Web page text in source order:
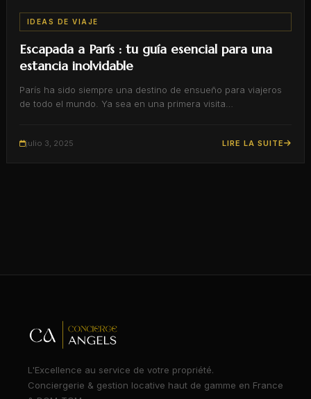
IDEAS DE VIAJE
Escapada a París : tu guía esencial para una
estancia inolvidable
París ha sido siempre una destino de ensueño para viajeros
de todo el mundo. Ya sea en una primera visita…
julio 3, 2025 LIRE LA SUITE
L'Excellence au service de votre propriété.
Conciergerie & gestion locative haut de gamme en France